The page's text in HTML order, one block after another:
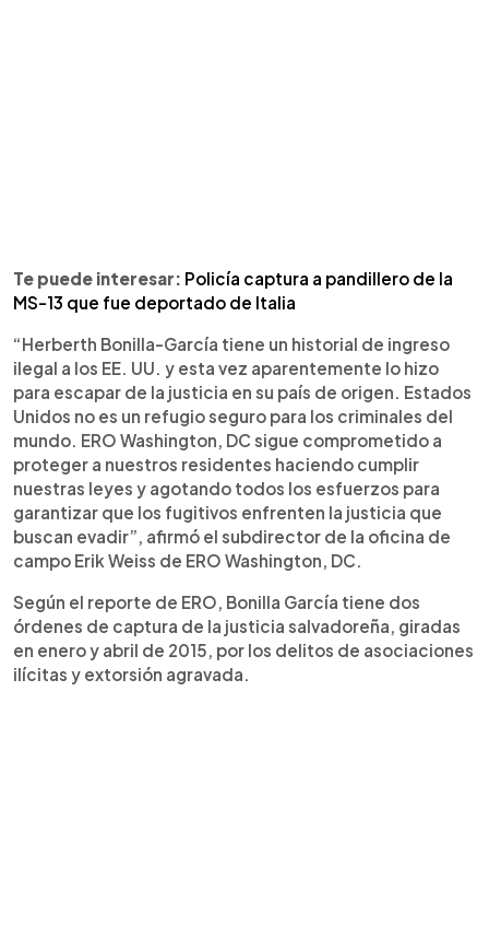
Te puede interesar: Policía captura a pandillero de la
MS-13 que fue deportado de Italia
“Herberth Bonilla-García tiene un historial de ingreso
ilegal a los EE. UU. y esta vez aparentemente lo hizo
para escapar de la justicia en su país de origen. Estados
Unidos no es un refugio seguro para los criminales del
mundo. ERO Washington, DC sigue comprometido a
proteger a nuestros residentes haciendo cumplir
nuestras leyes y agotando todos los esfuerzos para
garantizar que los fugitivos enfrenten la justicia que
buscan evadir”, afirmó el subdirector de la oficina de
campo Erik Weiss de ERO Washington, DC.
Según el reporte de ERO, Bonilla García tiene dos
órdenes de captura de la justicia salvadoreña, giradas
en enero y abril de 2015, por los delitos de asociaciones
ilícitas y extorsión agravada.